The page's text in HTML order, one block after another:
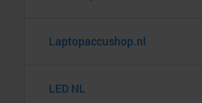
Laptopaccushop.nl
LED NL